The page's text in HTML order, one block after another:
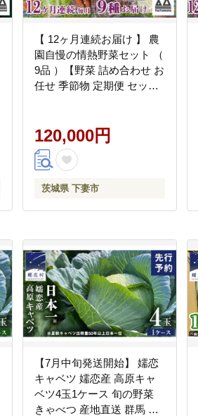
【 12ヶ月連続お届け 】 農
園自慢の情熱野菜セット （
9品 ）【野菜 詰め合わせ お
任せ 季節物 定期便 セット
まねぎ 玉ねぎ ルッコラ ほ
うれん草 春菊 大根 芽キャ
ベツ レタス じゃがいも さ
ら豆 枝豆 パクチー ビーツ
ほうれん草 キャベツ ピー
】
120,000円
茨城県 下妻市
【7月中旬発送開始】 嬬恋
キャベツ 嬬恋産 高原キャ
ベツ4玉1ケース 旬の野菜
きゃべつ 産地直送 群馬 お